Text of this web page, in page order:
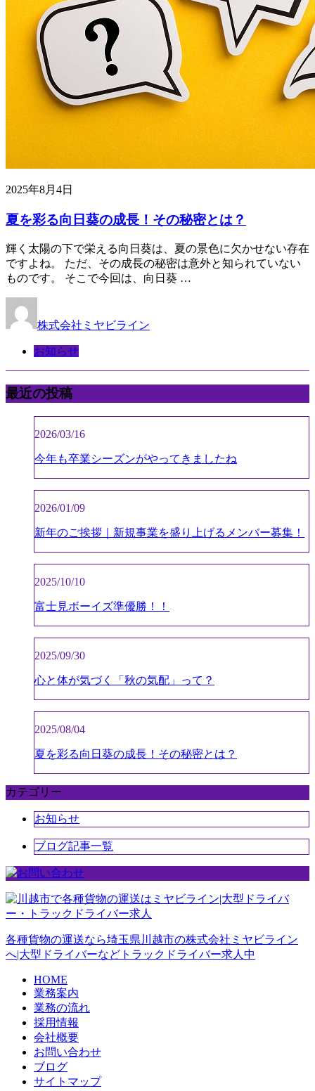
2025年8月4日
夏を彩る向日葵の成長！その秘密とは？
輝く太陽の下で栄える向日葵は、夏の景色に欠かせない存在
ですよね。 ただ、その成長の秘密は意外と知られていない
ものです。 そこで今回は、向日葵 …
株式会社ミヤビライン
お知らせ
最近の投稿
2026/03/16
今年も卒業シーズンがやってきましたね
2026/01/09
新年のご挨拶｜新規事業を盛り上げるメンバー募集！
2025/10/10
富士見ボーイズ準優勝！！
2025/09/30
心と体が気づく「秋の気配」って？
2025/08/04
夏を彩る向日葵の成長！その秘密とは？
カテゴリー
お知らせ
ブログ記事一覧
各種貨物の運送なら埼玉県川越市の株式会社ミヤビライン
へ|大型ドライバーなどトラックドライバー求人中
HOME
業務案内
業務の流れ
採用情報
会社概要
お問い合わせ
ブログ
サイトマップ